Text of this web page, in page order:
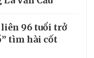
liên 96 tuổi trở
tìm hài cốt